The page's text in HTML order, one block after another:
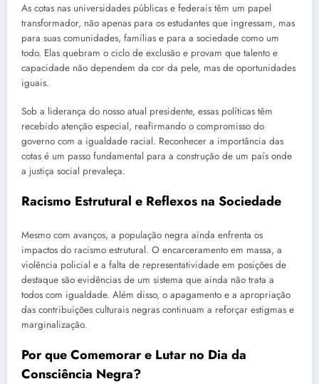
As cotas nas universidades públicas e federais têm um papel
transformador, não apenas para os estudantes que ingressam, mas
para suas comunidades, famílias e para a sociedade como um
todo. Elas quebram o ciclo de exclusão e provam que talento e
capacidade não dependem da cor da pele, mas de oportunidades
iguais.
Sob a liderança do nosso atual presidente, essas políticas têm
recebido atenção especial, reafirmando o compromisso do
governo com a igualdade racial. Reconhecer a importância das
cotas é um passo fundamental para a construção de um país onde
a justiça social prevaleça.
Racismo Estrutural e Reflexos na Sociedade
Mesmo com avanços, a população negra ainda enfrenta os
impactos do racismo estrutural. O encarceramento em massa, a
violência policial e a falta de representatividade em posições de
destaque são evidências de um sistema que ainda não trata a
todos com igualdade. Além disso, o apagamento e a apropriação
das contribuições culturais negras continuam a reforçar estigmas e
marginalização.
Por que Comemorar e Lutar no Dia da
Consciência Negra?